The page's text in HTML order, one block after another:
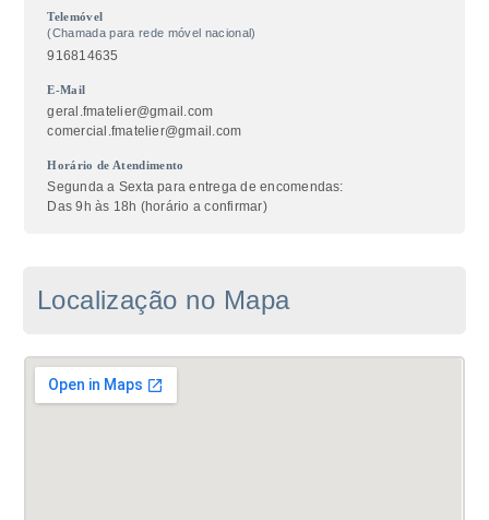
Telemóvel
(Chamada para rede móvel nacional)
916814635
E-Mail
geral.fmatelier@gmail.com
comercial.fmatelier@gmail.com
Horário de Atendimento
Segunda a Sexta para entrega de encomendas:
Das 9h às 18h (horário a confirmar)
Localização no Mapa